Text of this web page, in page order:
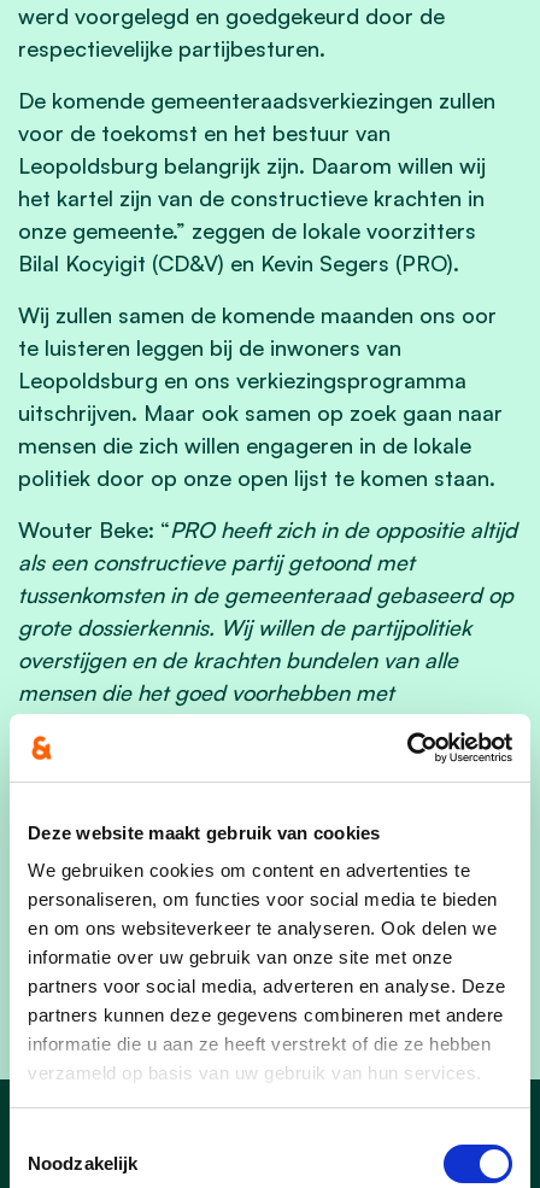
Deze website maakt gebruik van cookies
We gebruiken cookies om content en advertenties te
personaliseren, om functies voor social media te bieden
en om ons websiteverkeer te analyseren. Ook delen we
informatie over uw gebruik van onze site met onze
partners voor social media, adverteren en analyse. Deze
partners kunnen deze gegevens combineren met andere
informatie die u aan ze heeft verstrekt of die ze hebben
verzameld op basis van uw gebruik van hun services.
Noodzakelijk
werd voorgelegd en goedgekeurd door de
respectievelijke partijbesturen.
De komende gemeenteraadsverkiezingen zullen
voor de toekomst en het bestuur van
Leopoldsburg belangrijk zijn. Daarom willen wij
het kartel zijn van de constructieve krachten in
onze gemeente.” zeggen de lokale voorzitters
Bilal Kocyigit (CD&V) en Kevin Segers (PRO).
Wij zullen samen de komende maanden ons oor
te luisteren leggen bij de inwoners van
Leopoldsburg en ons verkiezingsprogramma
uitschrijven. Maar ook samen op zoek gaan naar
mensen die zich willen engageren in de lokale
politiek door op onze open lijst te komen staan.
Wouter Beke: “PRO heeft zich in de oppositie altijd
als een constructieve partij getoond met
tussenkomsten in de gemeenteraad gebaseerd op
grote dossierkennis. Wij willen de partijpolitiek
overstijgen en de krachten bundelen van alle
mensen die het goed voorhebben met
elkaar
verschillende uitdagingen te wachten. Om iets te
bereiken kan je beter ‘samenwerken’ dan
‘tegenwerken’. Zo willen we meebouwen aan de
toekomst van Leopoldsburg. Bij CD&V vonden we
al snel heel wat raakpunten, zowel op menselijk als
op inhoudelijk vlak.”
Leopoldsburg nieuws